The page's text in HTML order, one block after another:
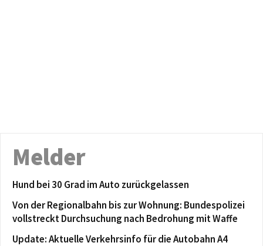
Melder
Hund bei 30 Grad im Auto zurückgelassen
Von der Regionalbahn bis zur Wohnung: Bundespolizei
vollstreckt Durchsuchung nach Bedrohung mit Waffe
Update: Aktuelle Verkehrsinfo für die Autobahn A4